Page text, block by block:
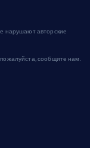
нарушают авторские
сообщите нам.